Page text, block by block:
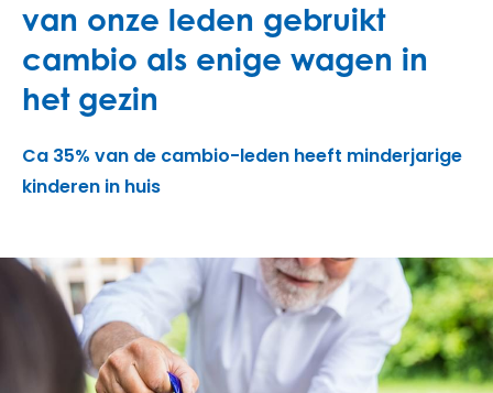
van onze leden gebruikt
cambio als enige wagen in
het gezin
Ca 35% van de cambio-leden heeft minderjarige
kinderen in huis